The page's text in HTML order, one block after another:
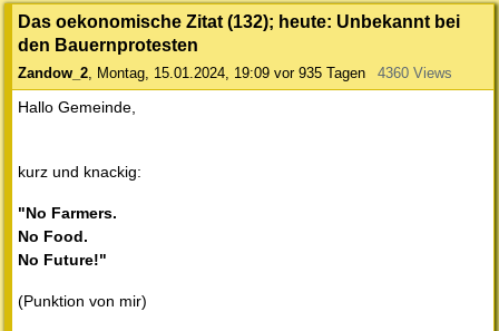
Das oekonomische Zitat (132); heute: Unbekannt bei
den Bauernprotesten
Zandow_2, Montag, 15.01.2024, 19:09 vor 935 Tagen 4360 Views
Hallo Gemeinde,
kurz und knackig:
"No Farmers.
No Food.
No Future!"
(Punktion von mir)